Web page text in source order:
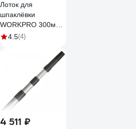
Лоток для
шпаклёвки
WORKPRO 300мм,
нержавейка
4.5(4)
4 511 ₽